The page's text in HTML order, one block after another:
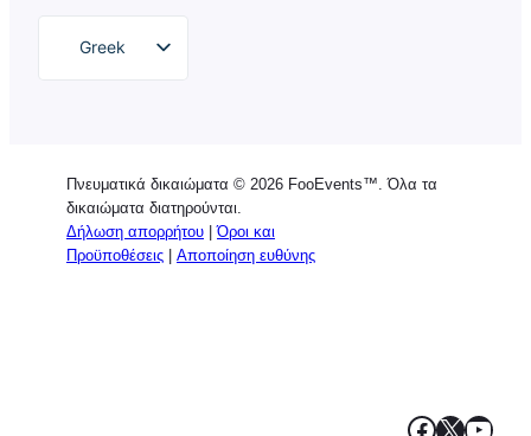
Greek
English
Spanish
Italian
Πνευματικά δικαιώματα © 2026 FooEvents™. Όλα τα
δικαιώματα διατηρούνται.
Δήλωση απορρήτου |Όροι και
Προϋποθέσεις | Αποποίηση ευθύνης
Facebook
X